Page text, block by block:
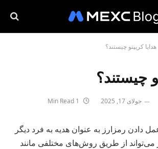
هدایا کریپتو چیستند؟
چیستند؟
جولای 17, 2025
دادن رمزارز به عنوان هدیه به فرد دیگر
می‌تواند از طریق روش‌های مختلفی مانند